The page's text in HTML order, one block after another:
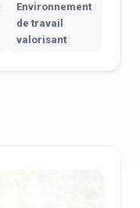
Environnement
de travail
valorisant